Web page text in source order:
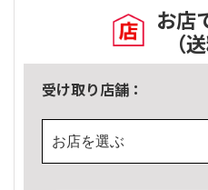
お店
（
受け取り店舗：
お店を選ぶ